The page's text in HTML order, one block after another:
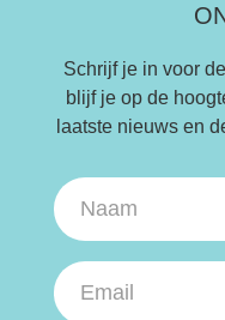
Schrijf je in voor
blijf je op de
laatste nieuws en